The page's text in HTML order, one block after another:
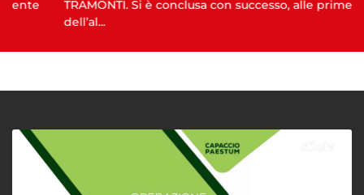
TRAMONTI. Si è conclusa con successo, alle prime luci
dell’al...